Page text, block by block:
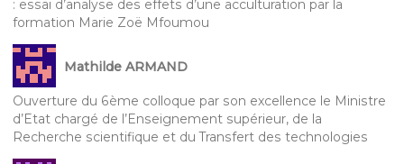
: essai d’analyse des effets d’une acculturation par la
formation Marie Zoë Mfoumou
Mathilde ARMAND
Ouverture du 6ème colloque par son excellence le Ministre
d’Etat chargé de l’Enseignement supérieur, de la
Recherche scientifique et du Transfert des technologies